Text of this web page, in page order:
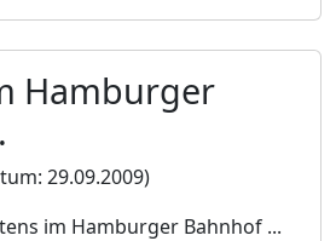
Hamburger
29.09.2009)